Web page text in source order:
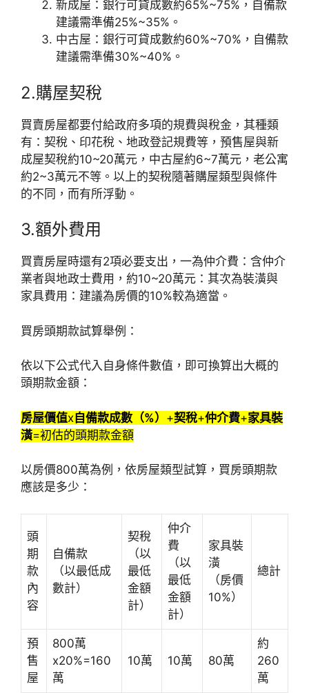
新成屋：銀行可貸成數約65%~75%，自備款
建議需準備25%~35%。
中古屋：銀行可貸成數約60%~70%，自備款
建議需準備30%~40%。
2.購屋契稅
買賣房屋都要付給政府多項的規費與稅金，其種類
有：契稅、印花稅、地政登記規費等，預售屋與新
成屋契稅約10~20萬元，中古屋約6~7萬元，老公寓
約2~3萬元不等。以上的契稅隨著購屋類型與條件
的不同，而有所浮動。
3.額外費用
買賣房屋時還有2項必要支出，一為仲介費：含仲介
業者與地政士費用，約10~20萬元：其次為裝潢與
家具費用：建議為房價的10%較為適當。
買房頭期款試算舉例：
依以下公式代入自身條件數值，即可換算出大概的
頭期款金額：
房屋價值x自備款成數（%） +契稅+仲介費+家具裝
潢=初估的頭期款金額
以房價800萬為例，依房屋類型試算，買房頭期款
應該是多少：
頭
期
款
內
容
自備款
（以最低成
數計）
契稅
（以
最低
金額
計）
仲介
費
（以
最低
金額
計）
家具裝
潢
（房價
10%）
總計
預
售
屋
800萬
x20%=160
萬
10萬 10萬 80萬
約
260
萬